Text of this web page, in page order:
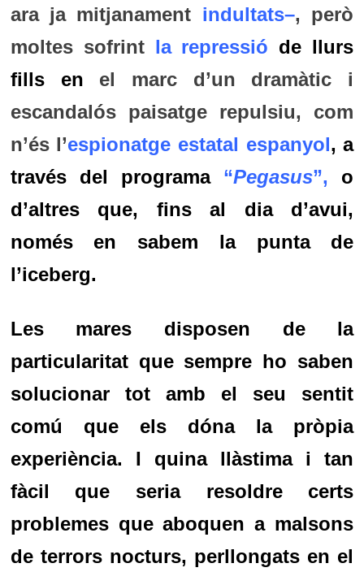
ara ja mitjanament indultats–, però
moltes sofrint la repressió de llurs
fills en el marc d’un dramàtic i
escandalós paisatge repulsiu, com
n’és l’espionatge estatal espanyol, a
través del programa“Pegasus”, o
d’altres que, fins al dia d’avui,
només en sabem la punta de
l’iceberg.
Les mares disposen de la
particularitat que sempre ho saben
solucionar tot amb el seu sentit
comú que els dóna la pròpia
experiència. I quina llàstima i tan
fàcil que seria resoldre certs
problemes que aboquen a malsons
de terrors nocturs, perllongats en el